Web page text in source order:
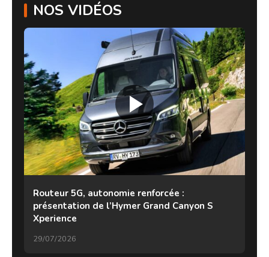
NOS VIDÉOS
Routeur 5G, autonomie renforcée :
présentation de l’Hymer Grand Canyon S
Xperience
29/07/2026